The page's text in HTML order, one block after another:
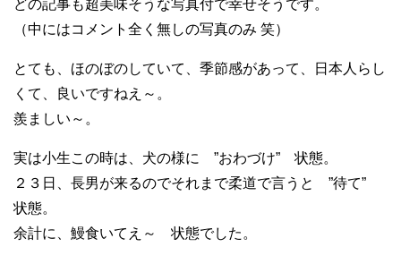
どの記事も超美味そうな写真付で幸せそうです。
（中にはコメント全く無しの写真のみ 笑）
とても、ほのぼのしていて、季節感があって、日本人らし
くて、良いですねえ～。
羨ましい～。
実は小生この時は、犬の様に ”おわづけ” 状態。
２３日、長男が来るのでそれまで柔道で言うと ”待て”
状態。
余計に、鰻食いてえ～ 状態でした。